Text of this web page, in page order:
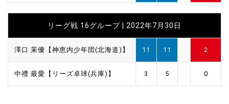
リーグ戦 16グループ | 2022年7月30日
澤口 茉優【神恵内少年団(北海道)】 11 11 2
中禮 最愛【リーズ卓球(兵庫)】 3 5 0